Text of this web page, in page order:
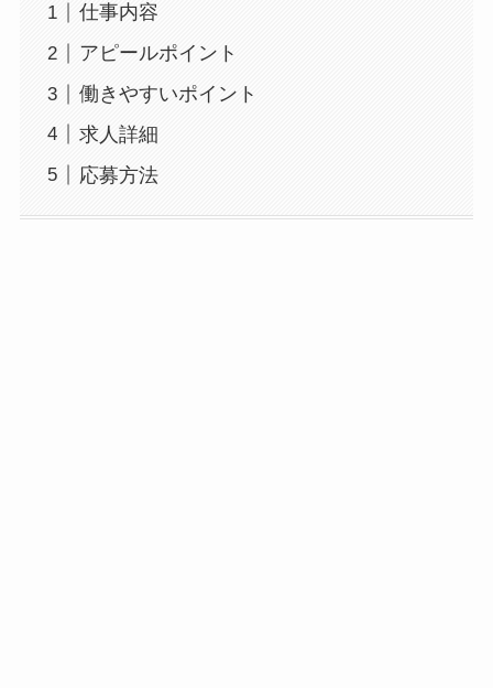
仕事内容
アピールポイント
働きやすいポイント
求人詳細
応募方法